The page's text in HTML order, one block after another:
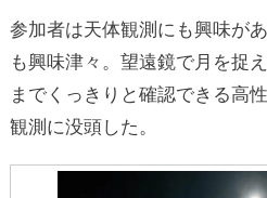
参加者は天体観測にも興味が
も興味津々。望遠鏡で月を捉
までくっきりと確認できる高
観測に没頭した。